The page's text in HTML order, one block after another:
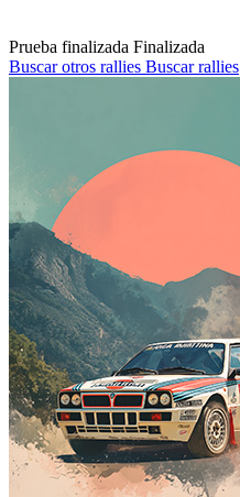
Prueba finalizada Finalizada
Buscar otros rallies Buscar rallies